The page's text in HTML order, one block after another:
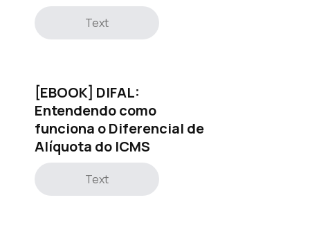
Text
[EBOOK] DIFAL:
Entendendo como
funciona o Diferencial de
Alíquota do ICMS
Text